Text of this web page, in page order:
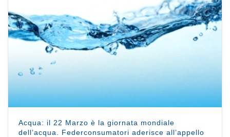
Acqua: il 22 Marzo è la giornata mondiale
dell’acqua. Federconsumatori aderisce all’appello